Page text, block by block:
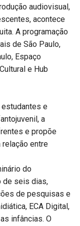
audiovisual,
acontece
A programação
de São Paulo,
Espaço
e Hub
e
a
e propõe
entre
do
de seis dias,
de pesquisas e
ECA Digital,
infâncias. O